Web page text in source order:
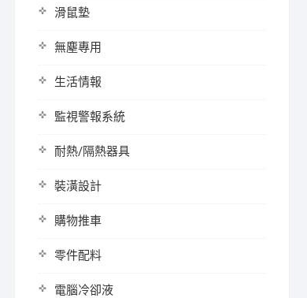
滑鼠墊
無塵專用
生活情報
監視警報系統
耐熱/隔熱器具
裝潢設計
購物推車
零件配料
電腦冷卻液